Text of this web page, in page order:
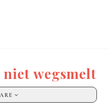
wegsmelt